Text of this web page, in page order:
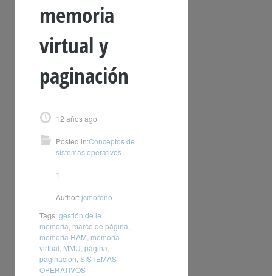
memoria
virtual y
paginación
12 años ago
Posted in:Conceptos de
sistemas operativos
1
Author:jcmoreno
Tags:gestión de la
memoria marco de página
memoria RAM memoria
virtual MMU página
paginación SISTEMAS
OPERATIVOS